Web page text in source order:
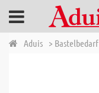
Aduis > Bastelbedarf